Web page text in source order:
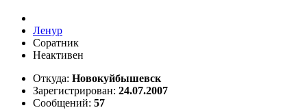
Ленур
Соратник
Неактивен
Откуда: Новокуйбышевск
Зарегистрирован: 24.07.2007
Сообщений: 57